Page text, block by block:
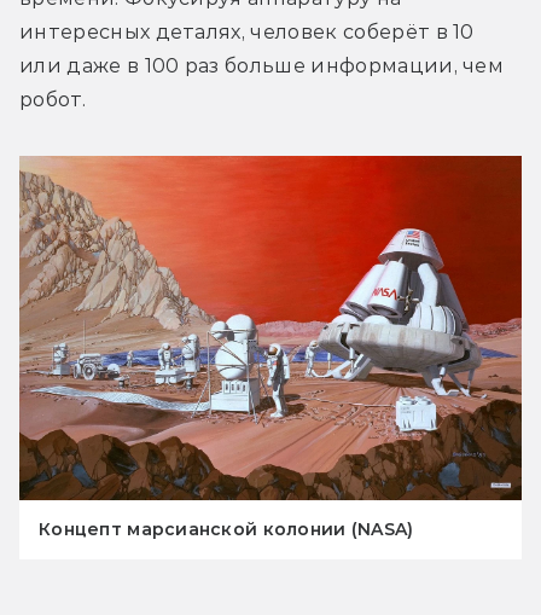
интересных деталях, человек соберёт в 10
или даже в 100 раз больше информации, чем
робот.
Концепт марсианской колонии (NASA)